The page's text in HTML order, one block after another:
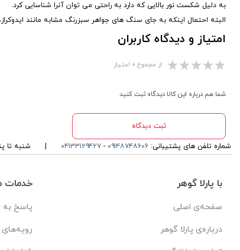
به دلیل شکست نور بالایی که دارد به راحتی می توان آنرا شناسایی کرد.
البته احتمال اینکه به جای سنگ های جواهر سبزرنگ مشابه مانند
امتیاز و دیدگاه کاربران
از مجموع ۰ امتیاز
شما هم درباره این کالا دیدگاه ثبت کنید
ثبت دیدگاه
شماره تلفن های پشتیبانی: ۰۹۱۴۸۷۴۸۶۰۶ - ۰۴۱۳۳۱۲۹۴۲۷ شنبه تا پنجشنبه ، ۱۰ الی 13
با پارلا گوهر
صفحه‌ی اصلی
درباره‌ی پارلا گوهر
خدمات
پاسخ
رویه‌های